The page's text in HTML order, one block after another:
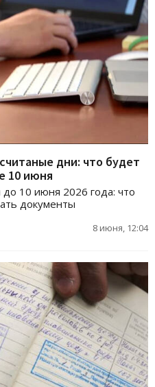
дни: что будет
10 июня
10 июня 2026 года: что
документы
8 июня, 12:04